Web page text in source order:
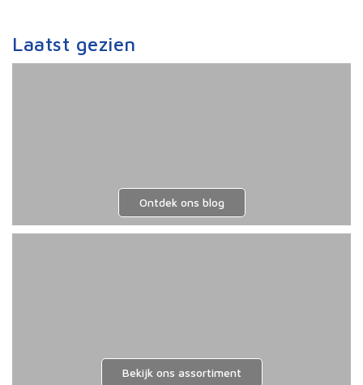
Laatst gezien
Ontdek ons blog
Bekijk ons assortiment